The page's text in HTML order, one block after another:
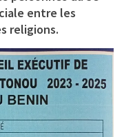
entre les
religions.